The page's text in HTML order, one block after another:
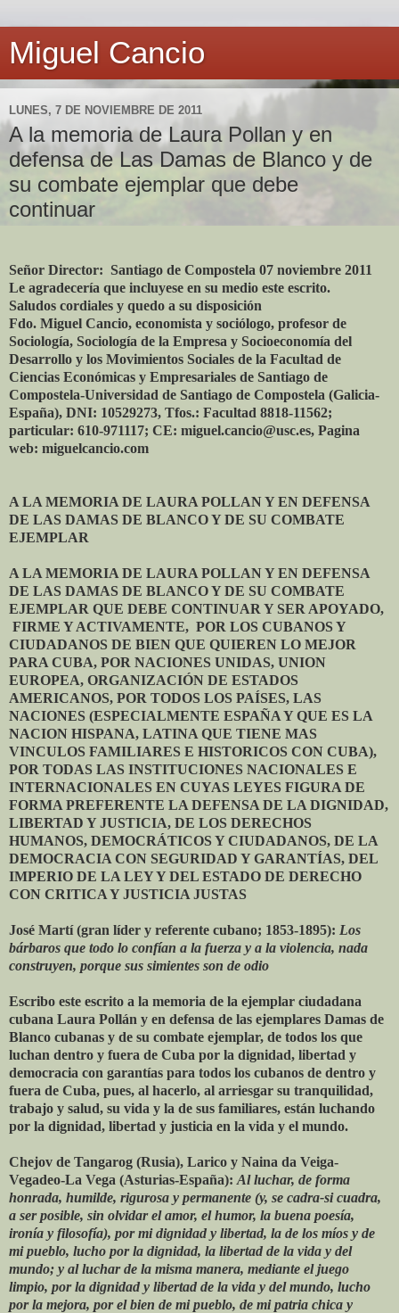
Miguel Cancio
LUNES, 7 DE NOVIEMBRE DE 2011
A la memoria de Laura Pollan y en
defensa de Las Damas de Blanco y de
su combate ejemplar que debe
continuar
Señor Director: Santiago de Compostela 07 noviembre 2011
Le agradecería que incluyese en su medio este escrito.
Saludos cordiales y quedo a su disposición
Fdo. Miguel Cancio, economista y sociólogo, profesor de
Sociología, Sociología de la Empresa y Socioeconomía del
Desarrollo y los Movimientos Sociales de la Facultad de
Ciencias Económicas y Empresariales de Santiago de
Compostela-Universidad de Santiago de Compostela (Galicia-
España), DNI: 10529273, Tfos.: Facultad 8818-11562;
particular: 610-971117; CE: miguel.cancio@usc.es, Pagina
web: miguelcancio.com
A LA MEMORIA DE LAURA POLLAN Y EN DEFENSA
DE LAS DAMAS DE BLANCO Y DE SU COMBATE
EJEMPLAR
A LA MEMORIA DE LAURA POLLAN Y EN DEFENSA
DE LAS DAMAS DE BLANCO Y DE SU COMBATE
EJEMPLAR QUE DEBE CONTINUAR Y SER APOYADO,
FIRME Y ACTIVAMENTE, POR LOS CUBANOS Y
CIUDADANOS DE BIEN QUE QUIEREN LO MEJOR
PARA CUBA, POR NACIONES UNIDAS, UNION
EUROPEA, ORGANIZACIÓN DE ESTADOS
AMERICANOS, POR TODOS LOS PAÍSES, LAS
NACIONES (ESPECIALMENTE ESPAÑA Y QUE ES LA
NACION HISPANA, LATINA QUE TIENE MAS
VINCULOS FAMILIARES E HISTORICOS CON CUBA),
POR TODAS LAS INSTITUCIONES NACIONALES E
INTERNACIONALES EN CUYAS LEYES FIGURA DE
FORMA PREFERENTE LA DEFENSA DE LA DIGNIDAD,
LIBERTAD Y JUSTICIA, DE LOS DERECHOS
HUMANOS, DEMOCRÁTICOS Y CIUDADANOS, DE LA
DEMOCRACIA CON SEGURIDAD Y GARANTÍAS, DEL
IMPERIO DE LA LEY Y DEL ESTADO DE DERECHO
CON CRITICA Y JUSTICIA JUSTAS
José Martí (gran líder y referente cubano; 1853-1895): Los
bárbaros que todo lo confían a la fuerza y a la violencia, nada
construyen, porque sus simientes son de odio
Escribo este escrito a la memoria de la ejemplar ciudadana
cubana Laura Pollán y en defensa de las ejemplares Damas de
Blanco cubanas y de su combate ejemplar, de todos los que
luchan dentro y fuera de Cuba por la dignidad, libertad y
democracia con garantías para todos los cubanos de dentro y
fuera de Cuba, pues, al hacerlo, al arriesgar su tranquilidad,
trabajo y salud, su vida y la de sus familiares, están luchando
por la dignidad, libertad y justicia en la vida y el mundo.
Chejov de Tangarog (Rusia), Larico y Naina da Veiga-
Vegadeo-La Vega (Asturias-España): Al luchar, de forma
honrada, humilde, rigurosa y permanente (y, se cadra-si cuadra,
a ser posible, sin olvidar el amor, el humor, la buena poesía,
ironía y filosofía), por mi dignidad y libertad, la de los míos y de
mi pueblo, lucho por la dignidad, la libertad de la vida y del
mundo; y al luchar de la misma manera, mediante el juego
limpio, por la dignidad y libertad de la vida y del mundo, lucho
por la mejora, por el bien de mi pueblo, de mi patria chica y